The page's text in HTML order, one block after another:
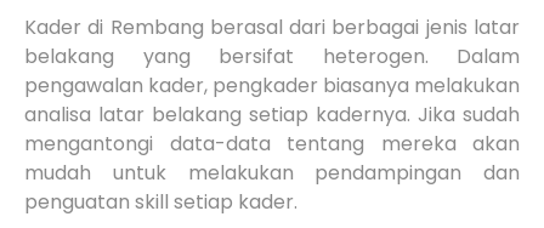
Kader di Rembang berasal dari berbagai jenis latar
belakang yang bersifat heterogen. Dalam
pengawalan kader, pengkader biasanya melakukan
analisa latar belakang setiap kadernya. Jika sudah
mengantongi data-data tentang mereka akan
mudah untuk melakukan pendampingan dan
penguatan skill setiap kader.